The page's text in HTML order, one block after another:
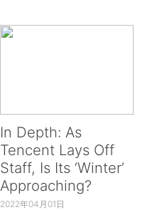
In Depth: As
Tencent Lays Off
Staff, Is Its ‘Winter’
Approaching?
2022年04月01日